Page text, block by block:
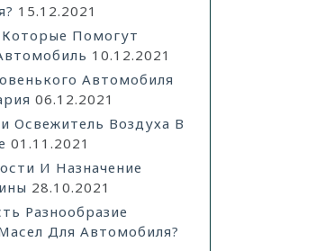
15.12.2021
Помогут
10.12.2021
Автомобиля
06.12.2021
Освежитель Воздуха В
01.11.2021
И Назначение
28.10.2021
Разнообразие
Для Автомобиля?